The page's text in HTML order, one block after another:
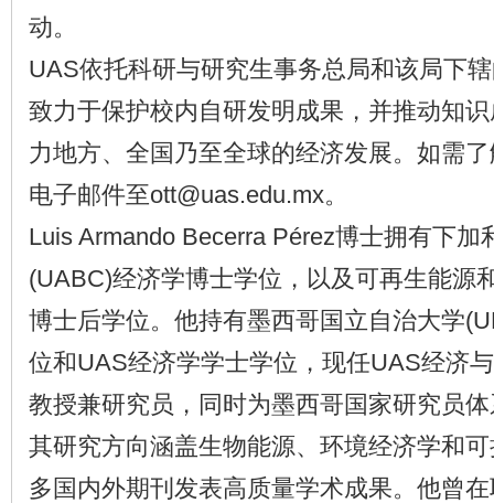
动。
UAS依托科研与研究生事务总局和该局下
致力于保护校内自研发明成果，并推动知
力地方、全国乃至全球的经济发展。如需
电子邮件至ott@uas.edu.mx。
Luis Armando Becerra Pérez博士拥有下加
(UABC)经济学博士学位，以及可再生能源
博士后学位。他持有墨西哥国立自治大学
位和UAS经济学学士学位，现任UAS经济
教授兼研究员，同时为墨西哥国家研究员
其研究方向涵盖生物能源、环境经济学和
多国内外期刊发表高质量学术成果。他曾